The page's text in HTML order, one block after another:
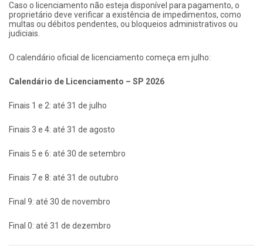
Caso o licenciamento não esteja disponível para pagamento, o
proprietário deve verificar a existência de impedimentos, como
multas ou débitos pendentes, ou bloqueios administrativos ou
judiciais.
O calendário oficial de licenciamento começa em julho:
Calendário de Licenciamento – SP 2026
Finais 1 e 2: até 31 de julho
Finais 3 e 4: até 31 de agosto
Finais 5 e 6: até 30 de setembro
Finais 7 e 8: até 31 de outubro
Final 9: até 30 de novembro
Final 0: até 31 de dezembro